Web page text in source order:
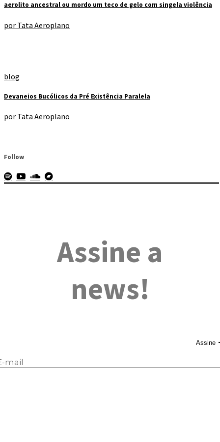
aerolito ancestral ou mordo um teco de gelo com singela violência
por Tata Aeroplano
blog
Devaneios Bucólicos da Pré Existência Paralela
por Tata Aeroplano
Follow
Assine a
news!
Assine